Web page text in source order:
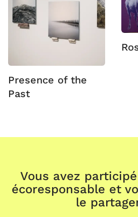
Presence of the
Past
Vous avez
écoresponsable et
le